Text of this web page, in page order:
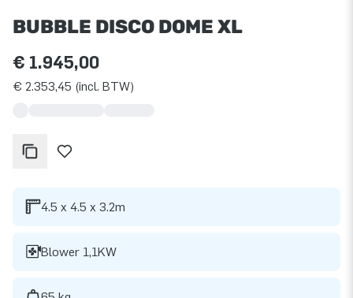
BUBBLE DISCO DOME XL
€ 1.945,00
€ 2.353,45 (incl. BTW)
4.5 x 4.5 x 3.2m
Blower 1,1KW